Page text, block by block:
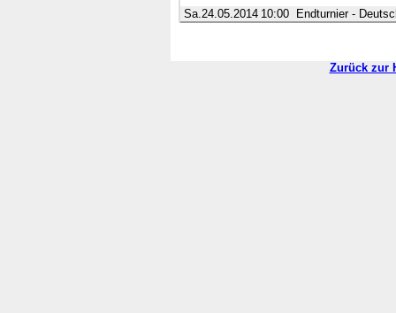
Sa.24.05.2014 10:00 Endturnier -
Zurück zur